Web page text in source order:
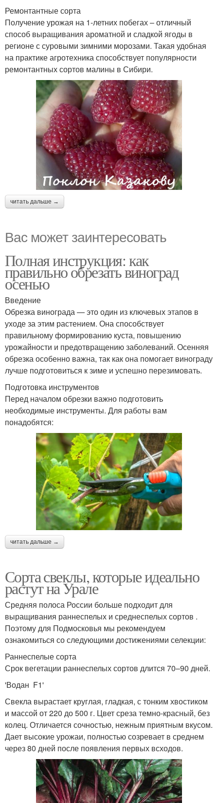
Ремонтантные сорта
Получение урожая на 1-летних побегах – отличный
способ выращивания ароматной и сладкой ягоды в
регионе с суровыми зимними морозами. Такая удобная
на практике агротехника способствует популярности
ремонтантных сортов малины в Сибири.
читать дальше →
Вас может заинтересовать
Полная инструкция: как
правильно обрезать виноград
осенью
Введение
Обрезка винограда — это один из ключевых этапов в
уходе за этим растением. Она способствует
правильному формированию куста, повышению
урожайности и предотвращению заболеваний. Осенняя
обрезка особенно важна, так как она помогает винограду
лучше подготовиться к зиме и успешно перезимовать.
Подготовка инструментов
Перед началом обрезки важно подготовить
необходимые инструменты. Для работы вам
понадобятся:
читать дальше →
Сорта свеклы, которые идеально
растут на Урале
Средняя полоса России больше подходит для
выращивания раннеспелых и среднеспелых сортов .
Поэтому для Подмосковья мы рекомендуем
ознакомиться со следующими достижениями селекции:
Раннеспелые сорта
Срок вегетации раннеспелых сортов длится 70–90 дней.
'Водан F1'
Свекла вырастает круглая, гладкая, с тонким хвостиком
и массой от 220 до 500 г. Цвет среза темно-красный, без
колец. Отличается сочностью, нежным приятным вкусом.
Дает высокие урожаи, полностью созревает в среднем
через 80 дней после появления первых всходов.